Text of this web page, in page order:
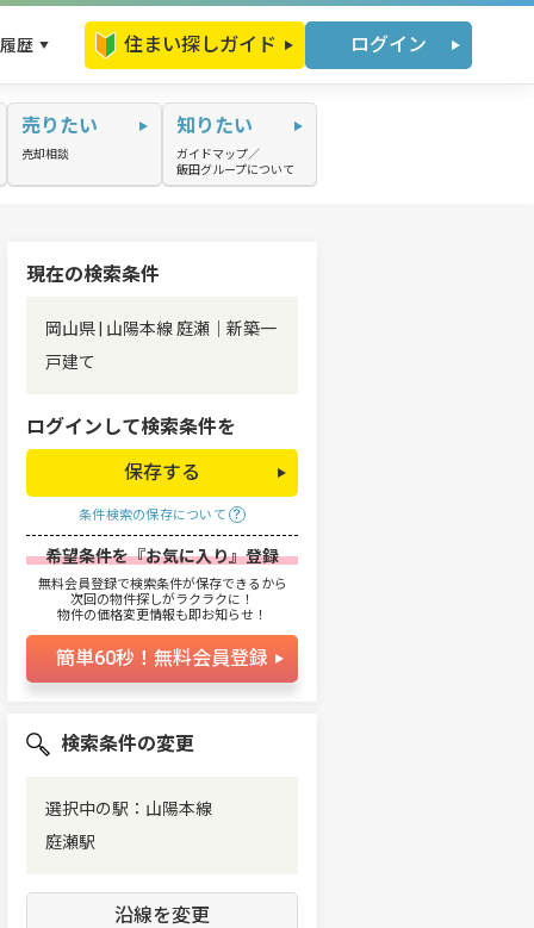
歴 住まい探しガイド ログイン
売りたい
売却相談
知りたい
ガイドマップ／
飯田グループについて
現在の検索条件
岡山県 | 山陽本線 庭瀬｜新築一
戸建て
ログインして検索条件を
保存する
条件検索の保存について
希望条件を『お気に入り』登録
無料会員登録で検索条件が保存できるから
次回の物件探しがラクラクに！
物件の価格変更情報も即お知らせ！
簡単60秒！無料会員登録
検索条件の変更
選択中の駅：山陽本線
庭瀬駅
沿線を変更